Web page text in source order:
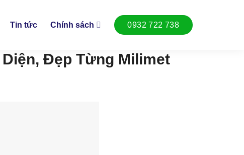
Tin tức Chính sách 0932 722 738
Đẹp Từng Milimet